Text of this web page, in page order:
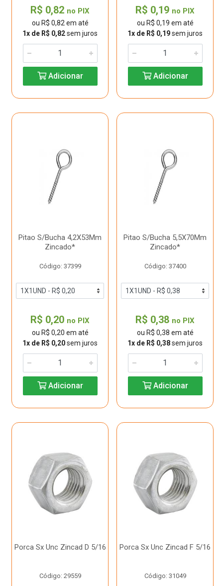
R$ 0,82 no PIX
ou R$ 0,82 em até
1x de R$ 0,82sem juros
Adicionar
R$ 0,19 no PIX
ou R$ 0,19 em até
1x de R$ 0,19sem juros
Adicionar
Pitao S/Bucha 4,2X53Mm
Zincado*
Código: 37399
R$ 0,20 no PIX
ou R$ 0,20 em até
1x de R$ 0,20sem juros
Adicionar
Pitao S/Bucha 5,5X70Mm
Zincado*
Código: 37400
R$ 0,38 no PIX
ou R$ 0,38 em até
1x de R$ 0,38sem juros
Adicionar
Porca Sx Unc Zincad D 5/16
Código: 29559
Porca Sx Unc Zincad F 5/16
Código: 31049